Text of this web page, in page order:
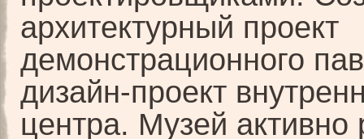
архитектурный проект
демонстрационного
дизайн-проект
центра. Музей активно